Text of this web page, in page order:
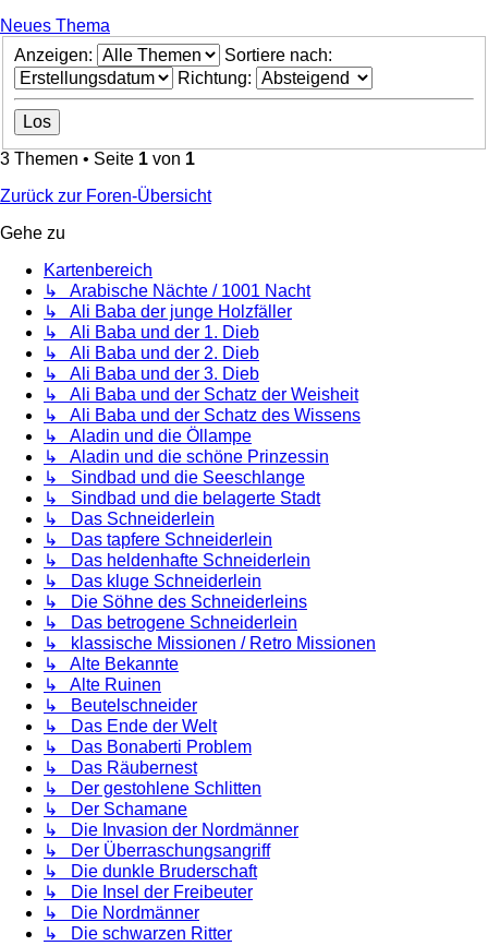
Neues Thema
Anzeigen:
Sortiere nach:
Richtung:
3 Themen • Seite 1 von 1
Zurück zur Foren-Übersicht
Gehe zu
Kartenbereich
↳ Arabische Nächte / 1001 Nacht
↳ Ali Baba der junge Holzfäller
↳ Ali Baba und der 1. Dieb
↳ Ali Baba und der 2. Dieb
↳ Ali Baba und der 3. Dieb
↳ Ali Baba und der Schatz der Weisheit
↳ Ali Baba und der Schatz des Wissens
↳ Aladin und die Öllampe
↳ Aladin und die schöne Prinzessin
↳ Sindbad und die Seeschlange
↳ Sindbad und die belagerte Stadt
↳ Das Schneiderlein
↳ Das tapfere Schneiderlein
↳ Das heldenhafte Schneiderlein
↳ Das kluge Schneiderlein
↳ Die Söhne des Schneiderleins
↳ Das betrogene Schneiderlein
↳ klassische Missionen / Retro Missionen
↳ Alte Bekannte
↳ Alte Ruinen
↳ Beutelschneider
↳ Das Ende der Welt
↳ Das Bonaberti Problem
↳ Das Räubernest
↳ Der gestohlene Schlitten
↳ Der Schamane
↳ Die Invasion der Nordmänner
↳ Der Überraschungsangriff
↳ Die dunkle Bruderschaft
↳ Die Insel der Freibeuter
↳ Die Nordmänner
↳ Die schwarzen Ritter